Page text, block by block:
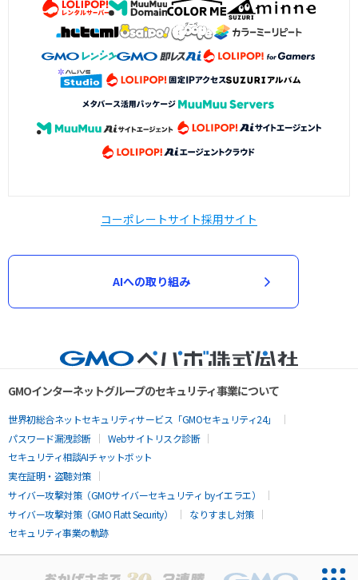
コーポレートサイト採用サイト
AIへの取り組み
GMOインターネットグループのセキュリティ事業について
世界初総合ネットセキュリティサービス「GMOセキュリティ24」
パスワード漏洩診断
Webサイトリスク診断
セキュリティ相談AIチャットボット
実在証明・盗聴対策
サイバー攻撃対策（GMOサイバーセキュリティ byイエラエ）
サイバー攻撃対策（GMO Flatt Security）
なりすまし対策
セキュリティ事業の軌跡